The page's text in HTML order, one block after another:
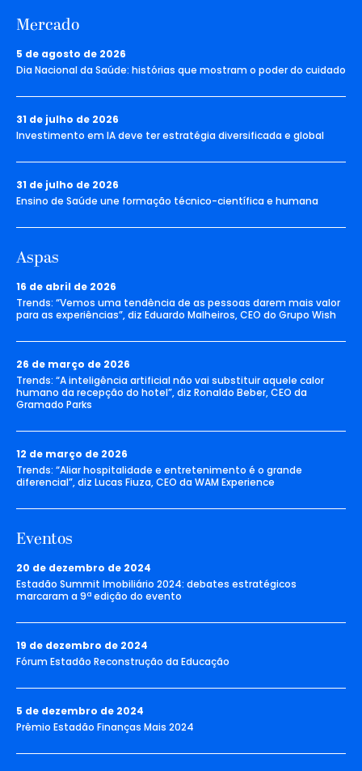
Mercado
5 de agosto de 2026
Dia Nacional da Saúde: histórias que mostram o poder do cuidado
31 de julho de 2026
Investimento em IA deve ter estratégia diversificada e global
31 de julho de 2026
Ensino de Saúde une formação técnico-científica e humana
Aspas
16 de abril de 2026
Trends: “Vemos uma tendência de as pessoas darem mais valor
para as experiências”, diz Eduardo Malheiros, CEO do Grupo Wish
26 de março de 2026
Trends: “A inteligência artificial não vai substituir aquele calor
humano da recepção do hotel”, diz Ronaldo Beber, CEO da
Gramado Parks
12 de março de 2026
Trends: “Aliar hospitalidade e entretenimento é o grande
diferencial”, diz Lucas Fiuza, CEO da WAM Experience
Eventos
20 de dezembro de 2024
Estadão Summit Imobiliário 2024: debates estratégicos
marcaram a 9ª edição do evento
19 de dezembro de 2024
Fórum Estadão Reconstrução da Educação
5 de dezembro de 2024
Prêmio Estadão Finanças Mais 2024